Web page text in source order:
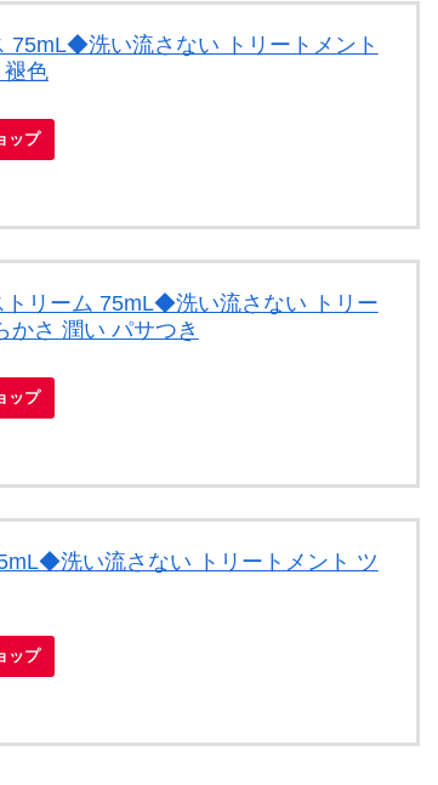
75mL◆洗い流さない トリートメント
褪色
ップ
リーム 75mL◆洗い流さない トリー
かさ 潤い パサつき
ップ
洗い流さない トリートメント ツ
ップ